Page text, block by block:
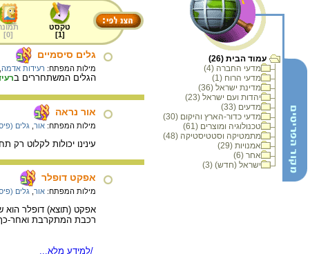
עמוד הבית (26)
מדעי החברה (4)
מדעי הרוח (1)
מדינת ישראל (36)
יהדות ועם ישראל (23)
מדעים (33)
מדעי כדור-הארץ והיקום (30)
טכנולוגיה ומוצרים (61)
מתמטיקה וסטטיסטיקה (48)
אמנויות (29)
אחר (6)
ישראל (חדש) (3)
טקסט
[
1
]
[
0
]
גלים סיסמיים
מילות המפתח: רעידות אדמה
הגלים המשתחררים ב
אור נראה
מילות המפתח: אור גלים
עינינו יכולות לקלוט רק
אפקט דופלר
מילות המפתח: אור גלים
אפקט (תוצא) דופלר הוא
רכבת המתקרבת ואחר-
/למידע מלא...